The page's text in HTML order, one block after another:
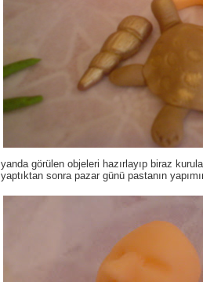
yanda görülen objeleri hazırlayıp biraz
yaptıktan sonra pazar günü pastanın